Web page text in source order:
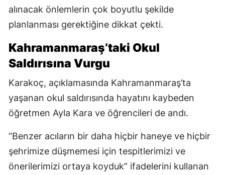
alınacak önlemlerin çok boyutlu şekilde
planlanması gerektiğine dikkat çekti.
Kahramanmaraş’taki Okul
Saldırısına Vurgu
Karakoç, açıklamasında Kahramanmaraş’ta
yaşanan okul saldırısında hayatını kaybeden
öğretmen Ayla Kara ve öğrencileri de andı.
“Benzer acıların bir daha hiçbir haneye ve hiçbir
şehrimize düşmemesi için tespitlerimizi ve
önerilerimizi ortaya koyduk” ifadelerini kullanan